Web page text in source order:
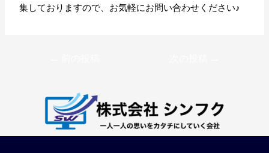
集しておりますので、お気軽にお問い合わせください♪